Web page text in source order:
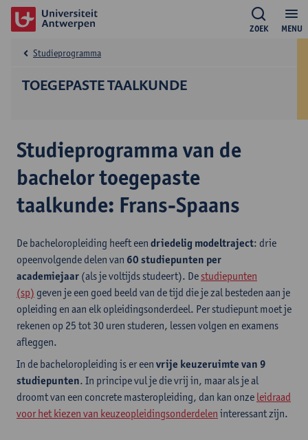
MENU
ZOEK
TOEGEPASTE TAALKUNDE
Studieprogramma
Studieprogramma van de
bachelor toegepaste
taalkunde: Frans-Spaans
De bacheloropleiding heeft een driedelig modeltraject: drie
opeenvolgende delen van 60 studiepunten per
academiejaar (als je voltijds studeert). De studiepunten
(sp) geven je een goed beeld van de tijd die je zal besteden aan je
opleiding en aan elk opleidingsonderdeel. Per studiepunt moet je
rekenen op 25 tot 30 uren studeren, lessen volgen en examens
afleggen.
In de bacheloropleiding is er een vrije keuzeruimte van 9
studiepunten. In principe vul je die vrij in, maar als je al
droomt van een concrete masteropleiding, dan kan onze leidraad
voor het kiezen van keuzeopleidingsonderdelen interessant zijn.